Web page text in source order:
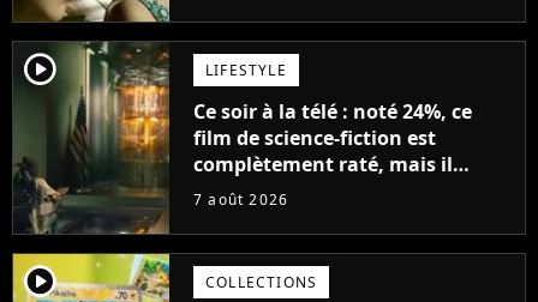
player2 LIFESTYLE
Ce soir à la télé : noté 24%, ce
film de science-fiction est
complètement raté, mais il
aurait pu être encore pire à
7 août 2026
player2 COLLECTIONS